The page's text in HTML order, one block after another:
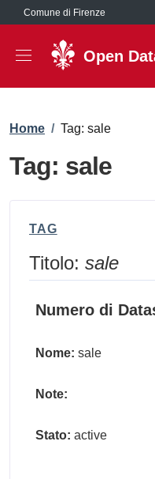
Salta al contenuto principale
Comune di Firenze
Open
Briciole di
Home / Tag: sale
Tag: sale
TAG
Titolo: sale
Numero di
Nome: sale
Note:
Stato: active